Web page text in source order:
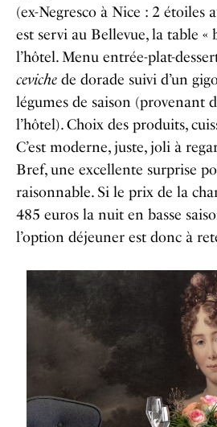
(ex-Negresco à Nice : 2 étoiles
est servi au Bellevue, la table «
l’hôtel. Menu entrée-plat-
ceviche de dorade suivi d’un
légumes de saison (provenant
l’hôtel). Choix des produits,
C’est moderne, juste, joli à
Bref, une excellente surprise
raisonnable. Si le prix de la
485 euros la nuit en basse
l’option déjeuner est donc à